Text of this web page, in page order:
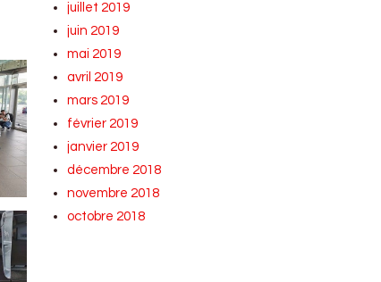
juillet 2019
juin 2019
mai 2019
avril 2019
mars 2019
février 2019
janvier 2019
décembre 2018
novembre 2018
octobre 2018